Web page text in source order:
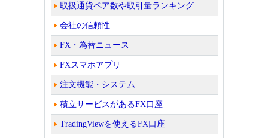
取扱通貨ペア数や取引量ランキング
会社の信頼性
FX・為替ニュース
FXスマホアプリ
注文機能・システム
積立サービスがあるFX口座
TradingViewを使えるFX口座